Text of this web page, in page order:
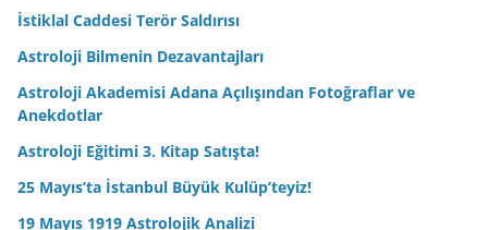
İstiklal Caddesi Terör Saldırısı
Astroloji Bilmenin Dezavantajları
Astroloji Akademisi Adana Açılışından Fotoğraflar ve
Anekdotlar
Astroloji Eğitimi 3. Kitap Satışta!
25 Mayıs’ta İstanbul Büyük Kulüp’teyiz!
19 Mayıs 1919 Astrolojik Analizi